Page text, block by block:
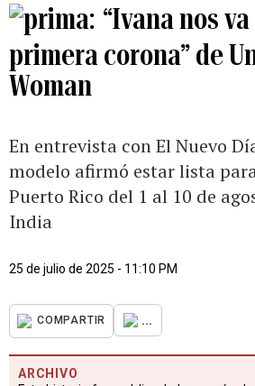
“Ivana nos
primera corona” de
Woman
En entrevista con El Nuevo
modelo afirmó estar lista
Puerto Rico del 1 al 10 de
India
25 de julio de 2025 - 11:10 PM
COMPARTIR ...
ARCHIVO